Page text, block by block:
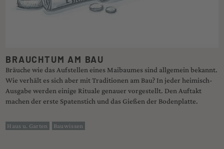
BRAUCHTUM AM BAU
Bräuche wie das Aufstellen eines Maibaumes sind allgemein bekannt.
Wie verhält es sich aber mit Traditionen am Bau? In jeder heimisch-
Ausgabe werden einige Rituale genauer vorgestellt. Den Auftakt
machen der erste Spatenstich und das Gießen der Bodenplatte.
Haus u. Garten Bauwissen